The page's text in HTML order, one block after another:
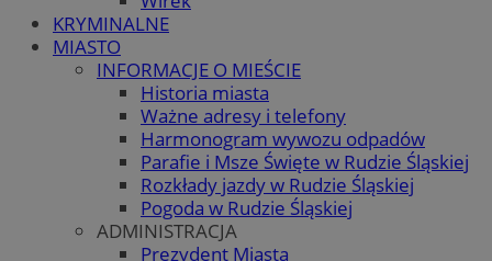
KRYMINALNE
MIASTO
INFORMACJE O MIEŚCIE
Historia miasta
Ważne adresy i telefony
Harmonogram wywozu odpadów
Parafie i Msze Święte w Rudzie Śląskiej
Rozkłady jazdy w Rudzie Śląskiej
Pogoda w Rudzie Śląskiej
ADMINISTRACJA
Prezydent Miasta